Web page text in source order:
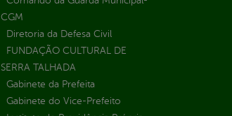
CGM
Diretoria da Defesa Civil
FUNDAÇÃO CULTURAL DE
SERRA TALHADA
Gabinete da Prefeita
Gabinete do Vice-Prefeito